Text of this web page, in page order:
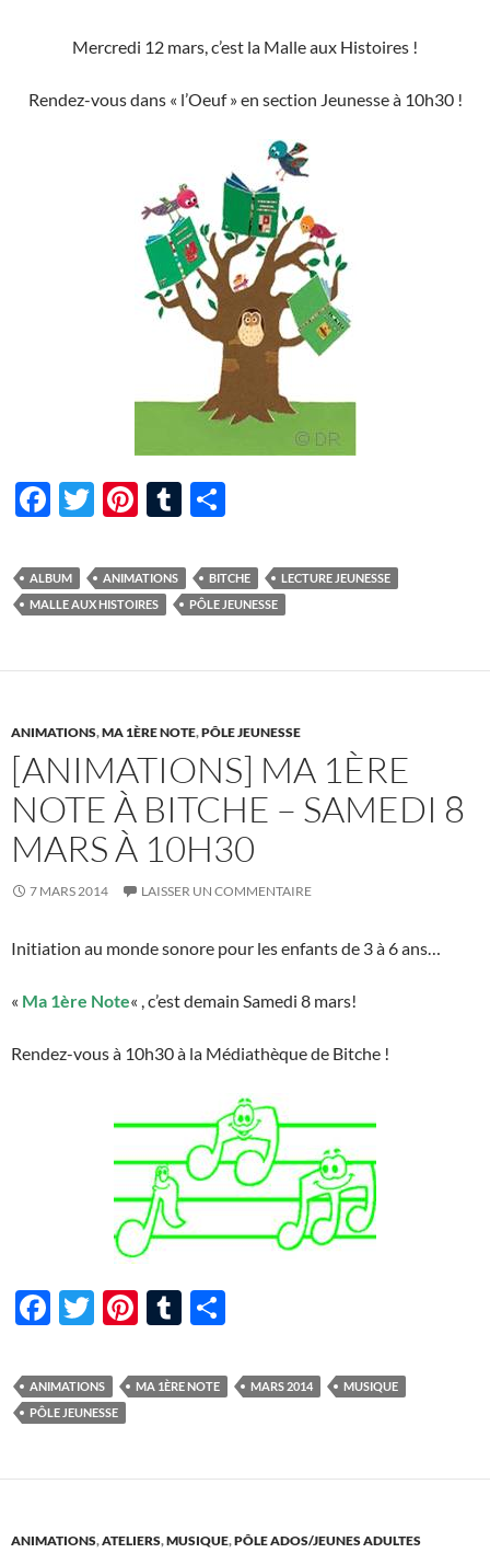
Mercredi 12 mars, c’est la Malle aux Histoires !
Rendez-vous dans « l’Oeuf » en section Jeunesse à 10h30 !
F
e
b
o
T
itt
er
Pi
er
es
T
m
bl
ta
g
ALBUM ANIMATIONS BITCHE
LECTURE JEUNESSE
MALLE AUX HISTOIRES
PÔLE JEUNESSE
ANIMATIONS,MA 1ÈRE NOTE,PÔLE JEUNESSE
[ANIMATIONS] MA 1ÈRE
NOTE À BITCHE – SAMEDI 8
MARS À 10H30
7 MARS 2014 LAISSER UN COMMENTAIRE
Initiation au monde sonore pour les enfants de 3 à 6 ans…
« Ma 1ère Note« , c’est demain Samedi 8 mars!
Rendez-vous à 10h30 à la Médiathèque de Bitche !
F
e
b
o
T
itt
er
Pi
er
es
T
m
bl
ta
g
ANIMATIONS MA 1ÈRE NOTE MARS 2014
MUSIQUE
PÔLE JEUNESSE
ANIMATIONS,ATELIERS,MUSIQUE,PÔLE ADOS/JEUNES ADULTES